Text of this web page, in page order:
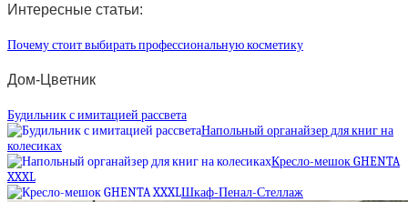
Интересные статьи:
Почему стоит выбирать профессиональную косметику
Дом-Цветник
Будильник с имитацией рассвета
Напольный органайзер для книг на
колесиках
Кресло-мешок GHENTA
XXXL
Шкаф-Пенал-Стеллаж